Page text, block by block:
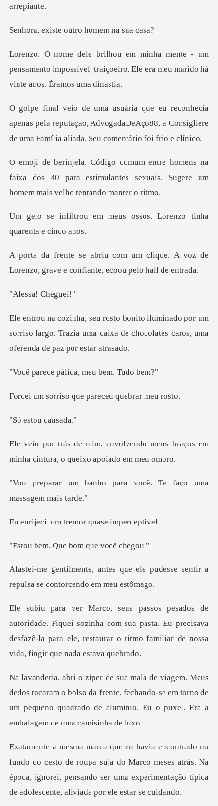
te outro home
um
pensamento impossível, traiçoeiro. Ele era
enas pela reputação, AdvogadaDeAço88, a Consigliere
de
na
faixa dos 40 para estimulantes sexuais. Sug
meus ossos. Lorenzo tinh
lique. A voz de
Lorenzo, grave e co
a! Che
por um
sorriso largo. Trazia uma caixa de chocol
pálida, meu b
o que pareceu qu
tou ca
endo meus braços em
minha cintur
para você. Te faço um
m tremor quase
Que bom que
ue ele pudesse sentir a
repulsa
i sozinha com sua pasta. Eu precisava
desfazê-la para ele, restaur
ram o bolso da frente, fechando-se em torno de
um pequeno quadrado
roupa suja do Marco meses atrás. Na
época, ignorei, pensando ser uma e